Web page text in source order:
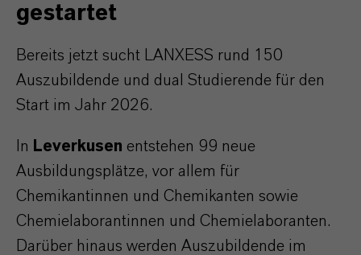
gestartet
Bereits jetzt sucht LANXESS rund 150
Auszubildende und dual Studierende für den
Start im Jahr 2026.
In Leverkusen entstehen 99 neue
Ausbildungsplätze, vor allem für
Chemikantinnen und Chemikanten sowie
Chemielaborantinnen und Chemielaboranten.
Darüber hinaus werden Auszubildende im